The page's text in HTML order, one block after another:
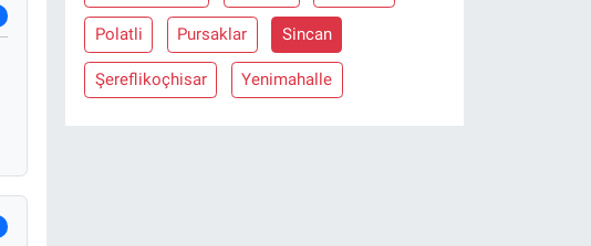
Polatli Pursaklar Sincan
Şereflikoçhisar Yenimahalle